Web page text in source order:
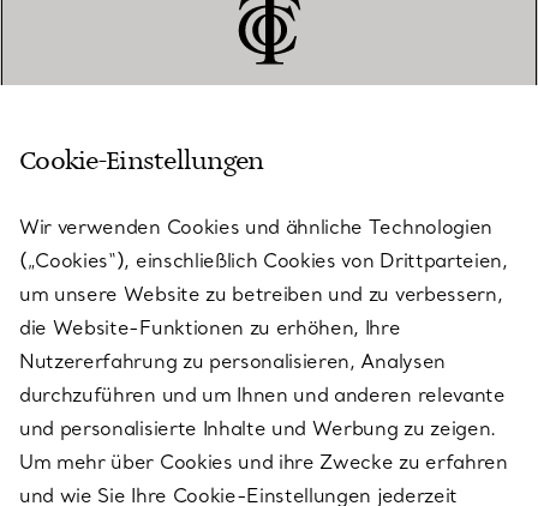
KUNDENSERVICE
SERVICES
ÜBER TIFFANY & CO.
RECHTLICHE HINWEISE
Cookie-Einstellungen
Wir verwenden Cookies und ähnliche Technologien
(„Cookies“), einschließlich Cookies von Drittparteien,
um unsere Website zu betreiben und zu verbessern,
die Website-Funktionen zu erhöhen, Ihre
Nutzererfahrung zu personalisieren, Analysen
durchzuführen und um Ihnen und anderen relevante
und personalisierte Inhalte und Werbung zu zeigen.
Um mehr über Cookies und ihre Zwecke zu erfahren
und wie Sie Ihre Cookie-Einstellungen jederzeit